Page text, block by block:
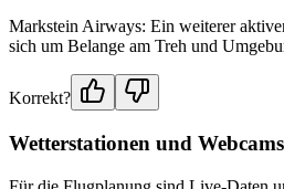
Markstein Airways: Ein weiterer
sich um Belange am Treh und
Korrekt?
Wetterstationen und Webcams